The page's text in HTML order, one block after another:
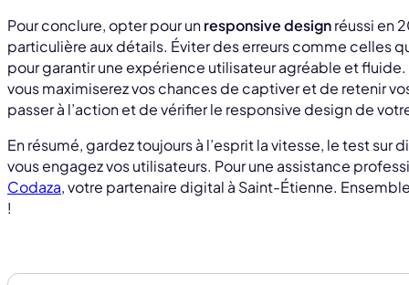
Pour conclure, opter pour unresponsive designréussi en
particulière aux détails. Éviter des erreurs comme celles
pour garantir une expérience utilisateur agréable et
vous maximiserez vos chances de captiver et de retenir
passer à l’action et de vérifier le responsive design de
En résumé, gardez toujours à l’esprit la vitesse, le test
vous engagez vos utilisateurs. Pour une assistance
Codaza, votre partenaire digital à Saint-Étienne.
!